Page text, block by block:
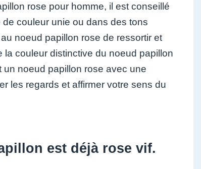
rose pour homme, il est conseillé
couleur unie ou dans des tons
noeud papillon rose de ressortir et
la couleur distinctive du noeud papillon
noeud papillon rose avec une
les regards et affirmer votre sens du
est déjà rose vif.